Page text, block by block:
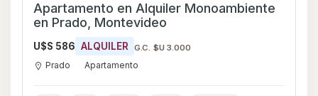
Apartamento en Alquiler Monoambiente
en Prado, Montevideo
U$S 586 ALQUILER G.C. $U 3.000
Prado Apartamento